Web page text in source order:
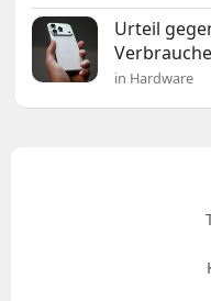
Urteil
in Hardware